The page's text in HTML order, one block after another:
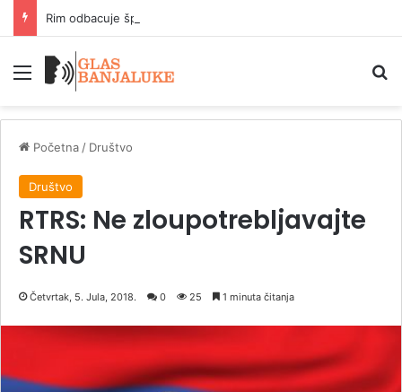
Rim odbacuje španski ultimatum zbog kontrola na granici
Meni
Početna / Društvo
Društvo
RTRS: Ne zloupotrebljavajte
SRNU
Četvrtak, 5. Jula, 2018. 0 25 1 minuta čitanja